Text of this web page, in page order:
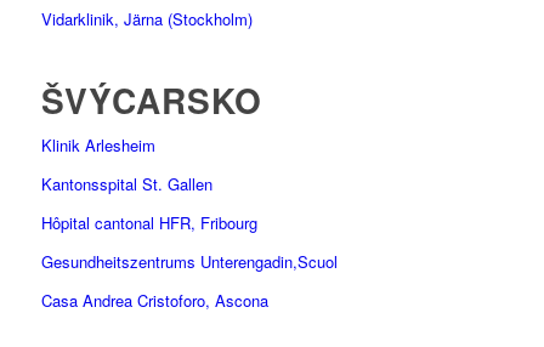
Vidarklinik, Järna (Stockholm)
ŠVÝCARSKO
Klinik Arlesheim
Kantonsspital St. Gallen
Hôpital cantonal HFR, Fribourg
Gesundheitszentrums Unterengadin,Scuol
Casa Andrea Cristoforo, Ascona